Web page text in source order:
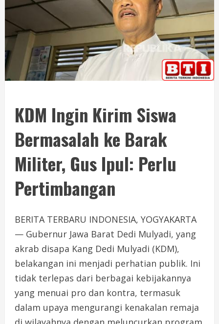
KDM Ingin Kirim Siswa
Bermasalah ke Barak
Militer, Gus Ipul: Perlu
Pertimbangan
BERITA TERBARU INDONESIA, YOGYAKARTA
— Gubernur Jawa Barat Dedi Mulyadi, yang
akrab disapa Kang Dedi Mulyadi (KDM),
belakangan ini menjadi perhatian publik. Ini
tidak terlepas dari berbagai kebijakannya
yang menuai pro dan kontra, termasuk
dalam upaya mengurangi kenakalan remaja